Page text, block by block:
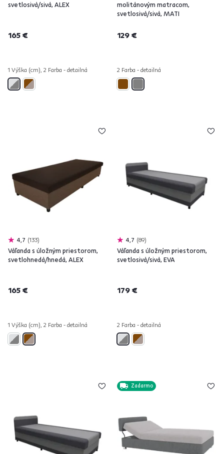
svetlosivá/sivá, ALEX
165 €
1 Výška (cm), 2 Farba - detailná
molitánovým matracom,
svetlosivá/sivá, MATI
129 €
2 Farba - detailná
4,7 133
Váľanda s úložným priestorom,
svetlohnedá/hnedá, ALEX
165 €
1 Výška (cm), 2 Farba - detailná
4,7 89
Váľanda s úložným priestorom,
svetlosivá/sivá, EVA
179 €
2 Farba - detailná
Zadarmo